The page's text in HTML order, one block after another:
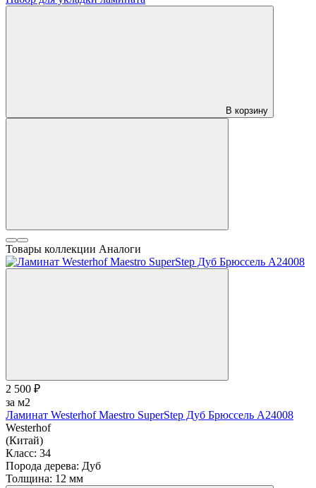
В корзину
Товары коллекции Аналоги
2 500 ₽
за м2
Ламинат Westerhof Maestro SuperStep Дуб Брюссель A24008
Westerhof
(Китай)
Класс: 34
Порода дерева: Дуб
Толщина: 12 мм